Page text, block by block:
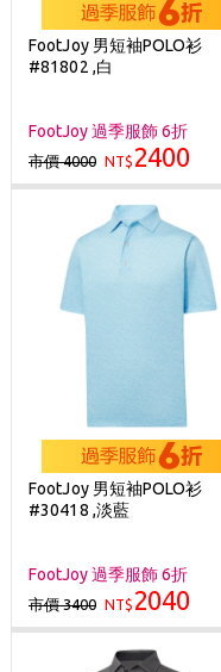
FootJoy 男短袖POLO衫
#81802 ,白
FootJoy 過季服飾 6折
市價 4000 NT$ 2400
FootJoy 男短袖POLO衫
#30418 ,淡藍
FootJoy 過季服飾 6折
市價 3400 NT$ 2040